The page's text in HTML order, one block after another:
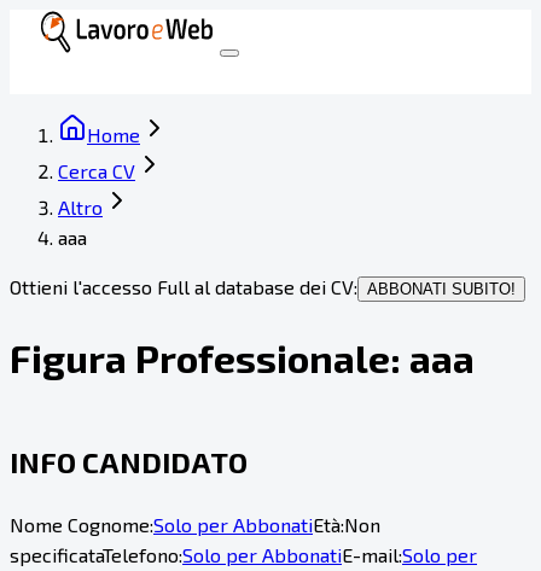
Home
Cerca CV
Altro
aaa
Ottieni l'accesso Full al database dei CV: ABBONATI SUBITO!
Figura Professionale: aaa
INFO CANDIDATO
Nome Cognome:Solo per AbbonatiEtà:Non
specificataTelefono:Solo per AbbonatiE-mail:Solo per